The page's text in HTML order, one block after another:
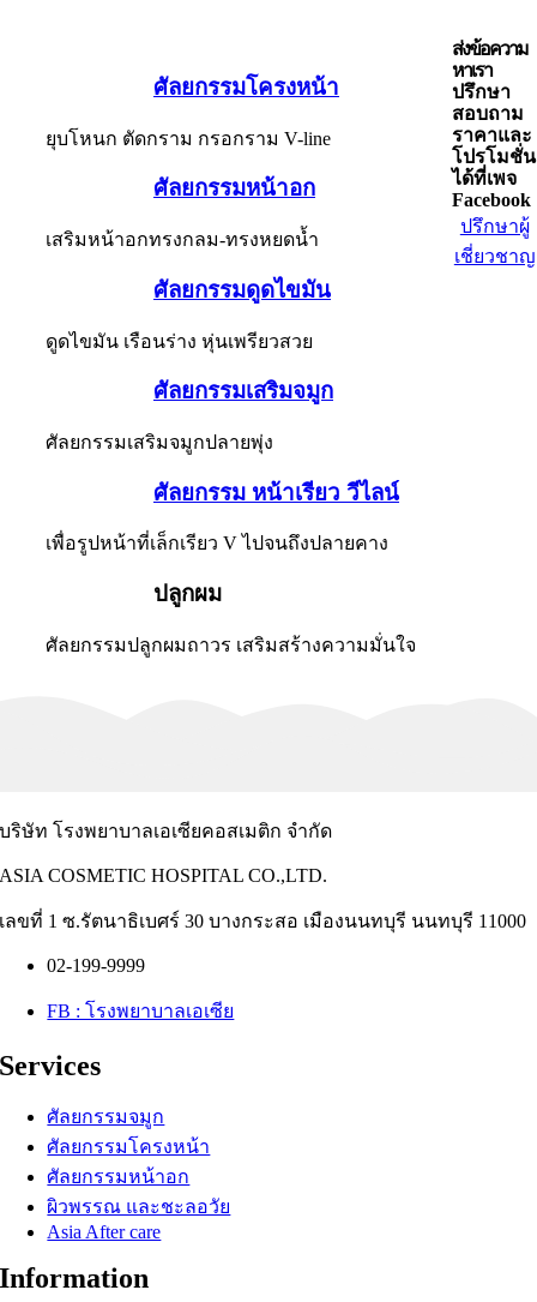
ศัลยกรรมโครงหน้า
ยุบโหนก ตัดกราม กรอกราม V-line
ศัลยกรรมหน้าอก
เสริมหน้าอกทรงกลม-ทรงหยดน้ำ
ศัลยกรรมดูดไขมัน
ดูดไขมัน เรือนร่าง หุ่นเพรียวสวย
ศัลยกรรมเสริมจมูก
ศัลยกรรมเสริมจมูกปลายพุ่ง
ศัลยกรรม หน้าเรียว วีไลน์
เพื่อรูปหน้าที่เล็กเรียว V ไปจนถึงปลายคาง
ปลูกผม
ศัลยกรรมปลูกผมถาวร เสริมสร้างความมั่นใจ
ส่งข้อความ
หาเรา
ปรึกษา
สอบถาม
ราคาและ
โปรโมชั่น
ได้ที่เพจ
Facebook
ปรึกษาผู้
เชี่ยวชาญ
บริษัท โรงพยาบาลเอเซียคอสเมติก จำกัด
ASIA COSMETIC HOSPITAL CO.,LTD.
เลขที่ 1 ซ.รัตนาธิเบศร์ 30 บางกระสอ เมืองนนทบุรี นนทบุรี 11000
02-199-9999
FB : โรงพยาบาลเอเซีย
Services
ศัลยกรรมจมูก
ศัลยกรรมโครงหน้า
ศัลยกรรมหน้าอก
ผิวพรรณ และชะลอวัย
Asia After care
Information